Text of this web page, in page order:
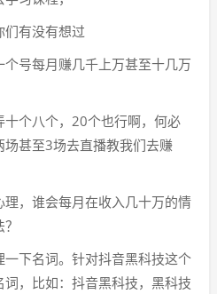
们有没有想过
号每月赚几千上万甚至十几万
个八个，20个也行啊，何必
甚至3场去直播教我们去赚
，谁会每月在收入几十万的情
下名词。针对抖音黑科技这个
，比如：抖音黑科技，黑科技